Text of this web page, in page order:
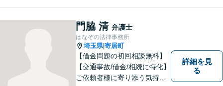
意匠登録など弁理士業務も、
幅広く対応。地域に根ざした
法律事務所／特許事務所を目
指しています。お気軽にご相
談ください。
門脇 清 弁護士
はなぞの法律事務所
埼玉県|寄居町
【借金問題の初回相談無料】
【交通事故/借金/相続に特化】
ご依頼者様に寄り添う気持ち
詳細を見
る